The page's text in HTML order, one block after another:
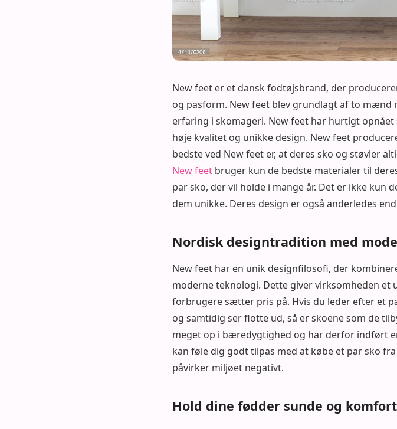
New feet er et dansk fodtøjsbrand, der
og pasform. New feet blev grundlagt af to
erfaring i skomageri. New feet har hurtigt
høje kvalitet og unikke design. New feet
bedste ved New feet er, at deres sko og støvler
New feet bruger kun de bedste materialer til
par sko, der vil holde i mange år. Det er ikke kun
dem unikke. Deres design er også anderledes
Nordisk designtradition med
New feet har en unik designfilosofi, der
moderne teknologi. Dette giver virksomheden
forbrugere sætter pris på. Hvis du leder efter et
og samtidig ser flotte ud, så er skoene som de
meget op i bæredygtighed og har derfor indført
kan føle dig godt tilpas med at købe et par sko
påvirker miljøet negativt.
Hold dine fødder sunde og